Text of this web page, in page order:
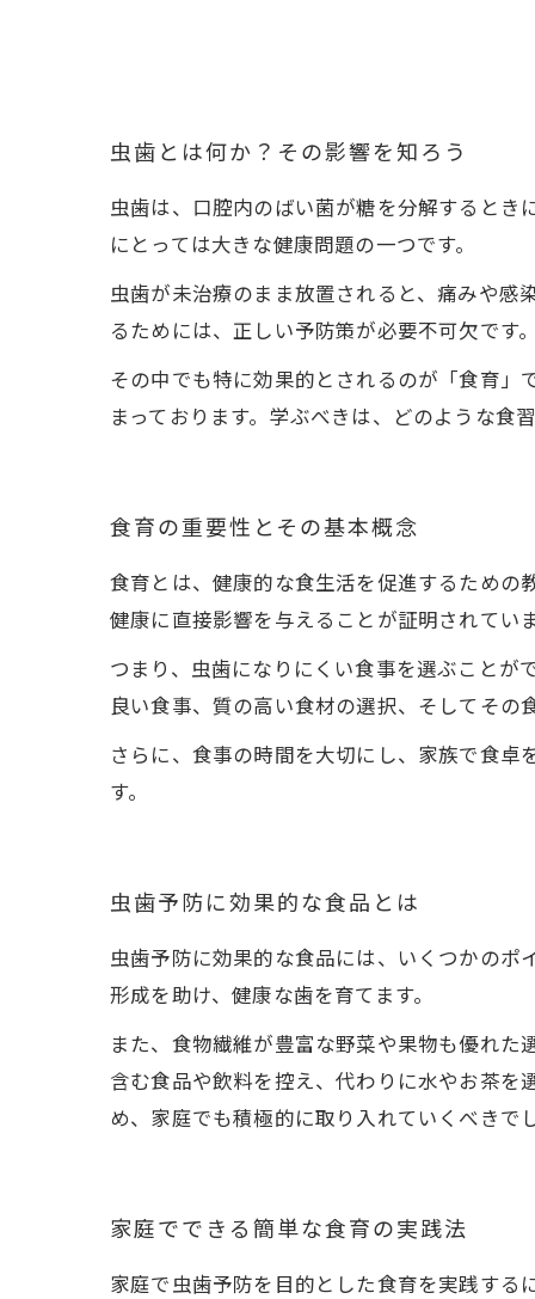
虫歯とは何か？その影響を知ろう
虫歯は、口腔内のばい菌が糖を分解するとき
にとっては大きな健康問題の一つです。
虫歯が未治療のまま放置されると、痛みや感
るためには、正しい予防策が必要不可欠です
その中でも特に効果的とされるのが「食育」
まっております。学ぶべきは、どのような食
食育の重要性とその基本概念
食育とは、健康的な食生活を促進するための
健康に直接影響を与えることが証明されてい
つまり、虫歯になりにくい食事を選ぶこと
良い食事、質の高い食材の選択、そしてそ
さらに、食事の時間を大切にし、家族で食
す。
虫歯予防に効果的な食品とは
虫歯予防に効果的な食品には、いくつかの
形成を助け、健康な歯を育てます。
また、食物繊維が豊富な野菜や果物も優れ
含む食品や飲料を控え、代わりに水やお茶
め、家庭でも積極的に取り入れていくべきで
家庭でできる簡単な食育の実践法
家庭で虫歯予防を目的とした食育を実践す